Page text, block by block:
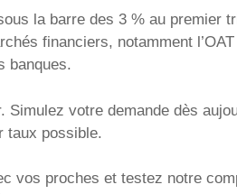
la barre des 3 % au premier
financiers, notamment
banques.
votre demande dès
taux possible.
vos proches et testez notre